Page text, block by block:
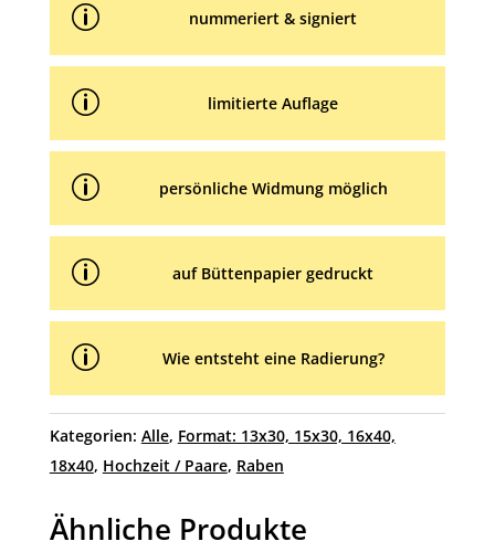
p nummeriert & signiert
p limitierte Auflage
p persönliche Widmung möglich
p auf Büttenpapier gedruckt
p Wie entsteht eine Radierung?
Kategorien: Alle, Format: 13x30, 15x30, 16x40,
18x40, Hochzeit / Paare, Raben
Ähnliche Produkte